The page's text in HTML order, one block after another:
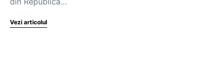
Vezi articolul